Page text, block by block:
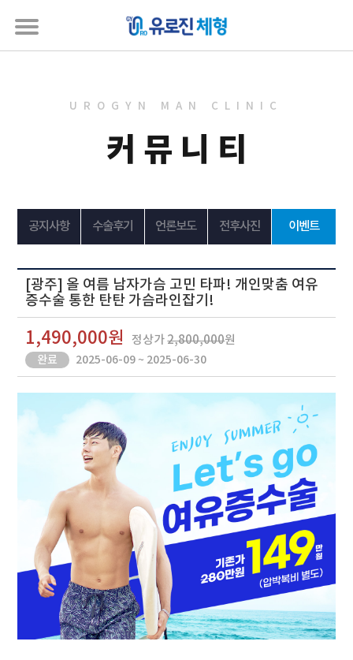
UROGYN MAN CLINIC
커뮤니티
공지사항 수술후기 언론보도 전후사진 이벤트
[광주] 올 여름 남자가슴 고민 타파! 개인맞춤 여유
증수술 통한 탄탄 가슴라인잡기!
1,490,000원 정상가2,800,000원
완료
2025-06-09 ~ 2025-06-30